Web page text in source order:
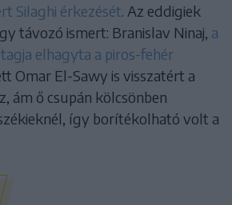
Silaghi érkezését. Az eddigiek
távozó ismert: Branislav Ninaj, a
elhagyta a piros-fehér
Omar El-Sawy is visszatért a
ám ő csupán kölcsönben
így borítékolható volt a